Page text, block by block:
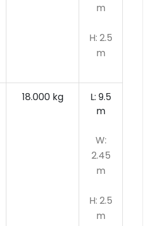
m
H: 2.5
m
18.000 kg
L: 9.5
m
W:
2.45
m
H: 2.5
m